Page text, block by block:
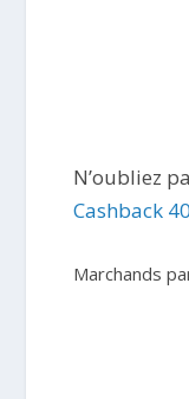
N’oubliez
Cashback 40
Marchands